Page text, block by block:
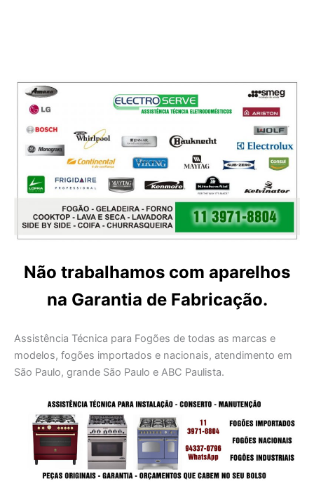
Não trabalhamos com aparelhos
na Garantia de Fabricação.
Assistência Técnica para Fogões de todas as marcas e
modelos, fogões importados e nacionais, atendimento em
São Paulo, grande São Paulo e ABC Paulista.